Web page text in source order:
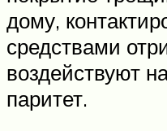
дому,
средствами
воздействуют
паритет.